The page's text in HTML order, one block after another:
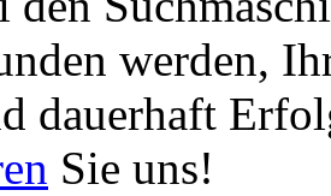
werden,
dauerhaft
Sie uns!